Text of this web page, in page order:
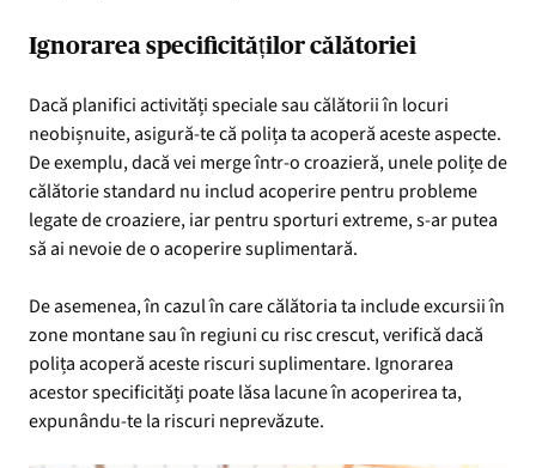
Ignorarea specificităților călătoriei
Dacă planifici activități speciale sau călătorii în locuri
neobișnuite, asigură-te că polița ta acoperă aceste aspecte.
De exemplu, dacă vei merge într-o croazieră, unele polițe de
călătorie standard nu includ acoperire pentru probleme
legate de croaziere, iar pentru sporturi extreme, s-ar putea
să ai nevoie de o acoperire suplimentară.
De asemenea, în cazul în care călătoria ta include excursii în
zone montane sau în regiuni cu risc crescut, verifică dacă
polița acoperă aceste riscuri suplimentare. Ignorarea
acestor specificități poate lăsa lacune în acoperirea ta,
expunându-te la riscuri neprevăzute.